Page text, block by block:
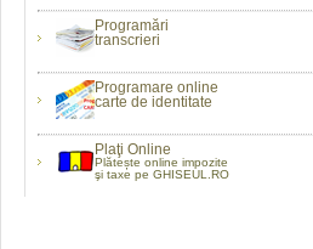
Programări
transcrieri
Programare online
carte de identitate
Plaţi Online
Plătește online impozite
şi taxe pe GHISEUL.RO